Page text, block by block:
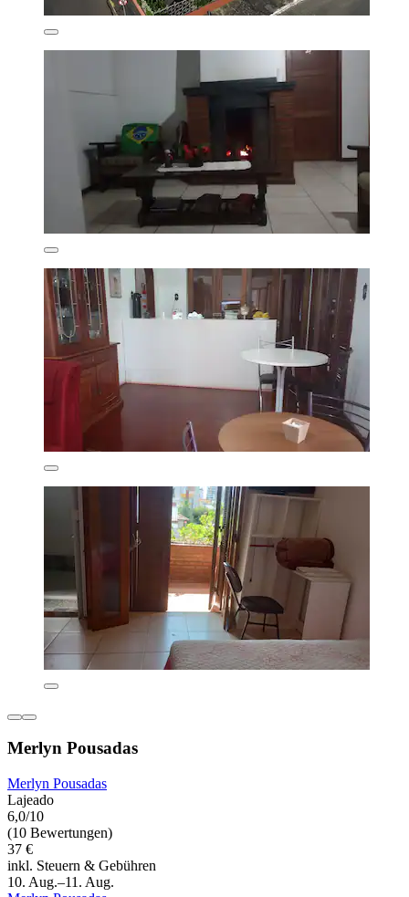
Merlyn Pousadas
Merlyn Pousadas
Lajeado
6,0/10
(10 Bewertungen)
37 €
inkl. Steuern & Gebühren
10. Aug.–11. Aug.